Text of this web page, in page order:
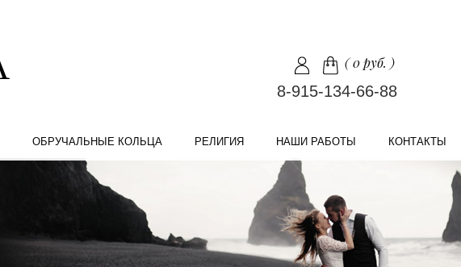
(0 руб. )
8-915-134-66-88
ОБРУЧАЛЬНЫЕ КОЛЬЦА РЕЛИГИЯ НАШИ РАБОТЫ КОНТАКТЫ